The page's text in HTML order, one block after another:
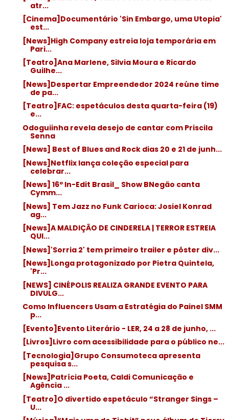
atr...
[Cinema]Documentário 'Sin Embargo, uma Utopia'
est...
[News]High Company estreia loja temporária em
Pari...
[Teatro]Ana Marlene, Silvia Moura e Ricardo
Guilhe...
[News]Despertar Empreendedor 2024 reúne time
de pa...
[Teatro]FAC: espetáculos desta quarta-feira (19)
e...
Odoguiinha revela desejo de cantar com Priscila
Senna
[News] Best of Blues and Rock dias 20 e 21 de junh...
[News]Netflix lança coleção especial para
celebrar...
[News] 16º In-Edit Brasil_ Show BNegão canta
Cymm...
[News] Tem Jazz no Funk Carioca: Josiel Konrad
ag...
[News]A MALDIÇÃO DE CINDERELA | TERROR ESTREIA
QUI...
[News]'Sorria 2' tem primeiro trailer e pôster div...
[News]Longa protagonizado por Pietra Quintela,
'Pr...
[NEWS] CINÉPOLIS REALIZA GRANDE EVENTO PARA
DIVULG...
Como Influencers Usam a Estratégia do Painel SMM
p...
[Evento]Evento Literário - LER, 24 a 28 de junho, ...
[Livros]Livro com acessibilidade para o público ne...
[Tecnologia]Grupo Consumoteca apresenta
pesquisa s...
[News]Patrícia Poeta, Caldi Comunicação e
Agência ...
[Teatro]O divertido espetáculo “Stranger Sings –
U...